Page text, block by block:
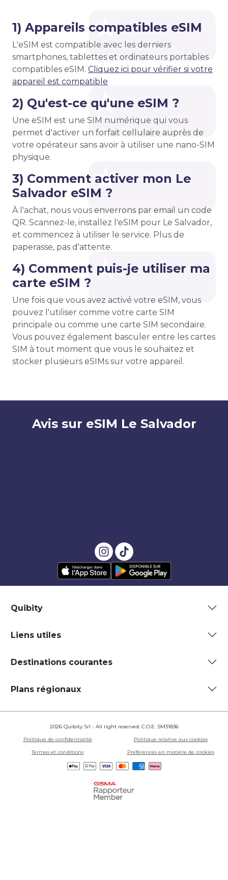
1) Appareils compatibles eSIM
L'eSIM est compatible avec les derniers
smartphones, tablettes et ordinateurs portables
compatibles eSIM. Cliquez ici pour vérifier si votre
appareil est compatible
2) Qu'est-ce qu'une eSIM ?
Une eSIM est une SIM numérique qui vous
permet d'activer un forfait cellulaire auprès de
votre opérateur sans avoir à utiliser une nano-SIM
physique.
3) Comment activer mon Le
Salvador eSIM ?
À l'achat, nous vous enverrons par email un code
QR. Scannez-le, installez l'eSIM pour Le Salvador,
et commencez à utiliser le service. Plus de
paperasse, pas d'attente.
4) Comment puis-je utiliser ma
carte eSIM ?
Une fois que vous avez activé votre eSIM, vous
pouvez l'utiliser comme votre carte SIM
principale ou comme une carte SIM secondaire.
Vous pouvez également basculer entre les cartes
SIM à tout moment que vous le souhaitez et
stocker plusieurs eSIMs sur votre appareil.
Avis sur eSIM Le Salvador
Quibity
Liens utiles
Destinations courantes
Plans régionaux
2026 Quibity Srl - All right reserved. C.O.E. SM31836
Politique de confidentialité
Politique relative aux cookies
Termes et conditions
Préférences en matière de cookies